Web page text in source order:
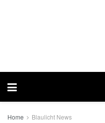
Home Blaulicht News